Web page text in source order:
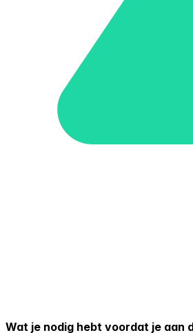
Wat je nodig hebt voordat je aan